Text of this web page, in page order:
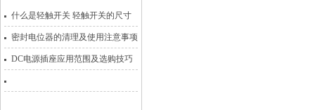
什么是轻触开关 轻触开关的尺寸
密封电位器的清理及使用注意事项
DC电源插座应用范围及选购技巧